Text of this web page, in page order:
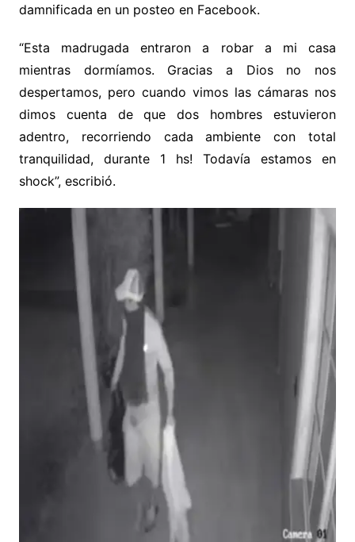
damnificada en un posteo en Facebook.
“Esta madrugada entraron a robar a mi casa
mientras dormíamos. Gracias a Dios no nos
despertamos, pero cuando vimos las cámaras nos
dimos cuenta de que dos hombres estuvieron
adentro, recorriendo cada ambiente con total
tranquilidad, durante 1 hs! Todavía estamos en
shock”, escribió.